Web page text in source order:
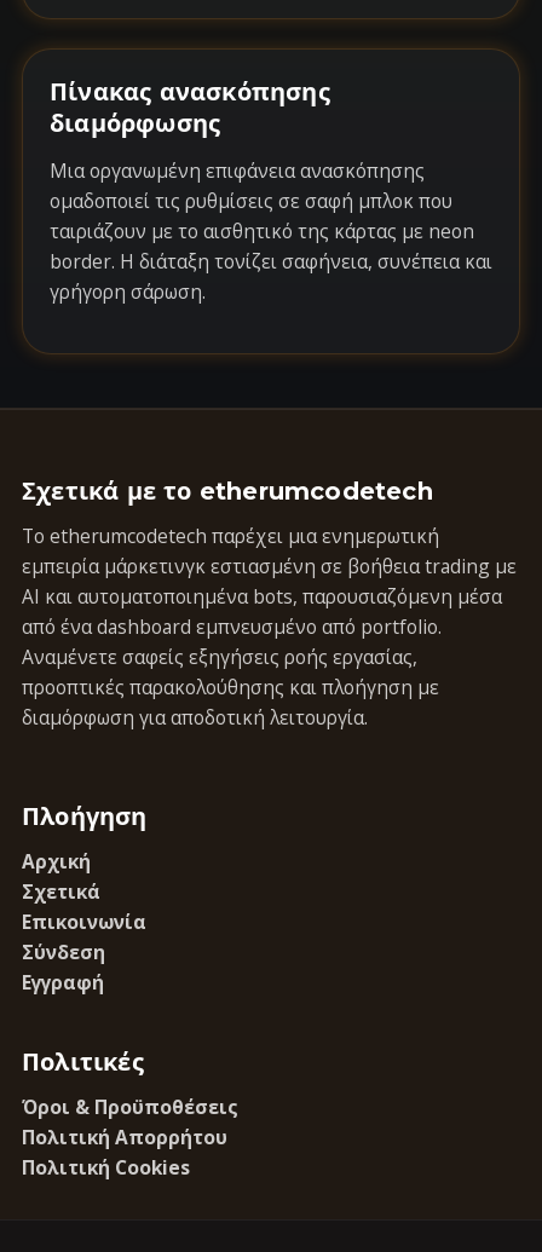
Πίνακας ανασκόπησης
διαμόρφωσης
Μια οργανωμένη επιφάνεια ανασκόπησης
ομαδοποιεί τις ρυθμίσεις σε σαφή μπλοκ που
ταιριάζουν με το αισθητικό της κάρτας με neon
border. Η διάταξη τονίζει σαφήνεια, συνέπεια και
γρήγορη σάρωση.
Σχετικά με το etherumcodetech
Το etherumcodetech παρέχει μια ενημερωτική
εμπειρία μάρκετινγκ εστιασμένη σε βοήθεια trading με
AI και αυτοματοποιημένα bots, παρουσιαζόμενη μέσα
από ένα dashboard εμπνευσμένο από portfolio.
Αναμένετε σαφείς εξηγήσεις ροής εργασίας,
προοπτικές παρακολούθησης και πλοήγηση με
διαμόρφωση για αποδοτική λειτουργία.
Πλοήγηση
Αρχική
Σχετικά
Επικοινωνία
Σύνδεση
Εγγραφή
Πολιτικές
Όροι & Προϋποθέσεις
Πολιτική Απορρήτου
Πολιτική Cookies